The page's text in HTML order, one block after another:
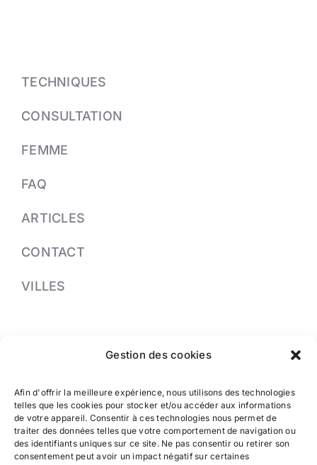
Gestion des cookies
Afin d'offrir la meilleure expérience, nous utilisons des technologies
telles que les cookies pour stocker et/ou accéder aux informations
de votre appareil. Consentir à ces technologies nous permet de
traiter des données telles que votre comportement de navigation ou
des identifiants uniques sur ce site. Ne pas consentir ou retirer son
consentement peut avoir un impact négatif sur certaines
TECHNIQUES
CONSULTATION
FEMME
FAQ
ARTICLES
CONTACT
VILLES
Greffe de cheveux à Nice
Greffe de cheveux à Cannes